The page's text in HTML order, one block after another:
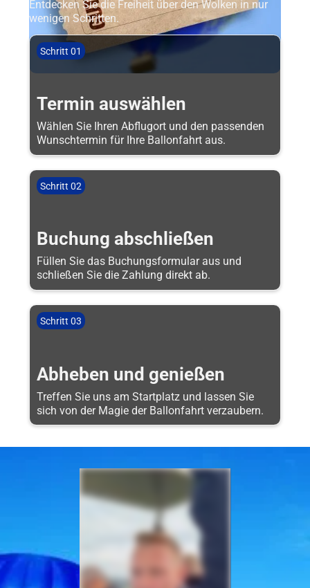
Entdecken Sie die Freiheit über den Wolken in nur
wenigen Schritten.
Schritt 01
Termin auswählen
Wählen Sie Ihren Abflugort und den passenden
Wunschtermin für Ihre Ballonfahrt aus.
Schritt 02
Buchung abschließen
Füllen Sie das Buchungsformular aus und
schließen Sie die Zahlung direkt ab.
Schritt 03
Abheben und genießen
Treffen Sie uns am Startplatz und lassen Sie
sich von der Magie der Ballonfahrt verzaubern.